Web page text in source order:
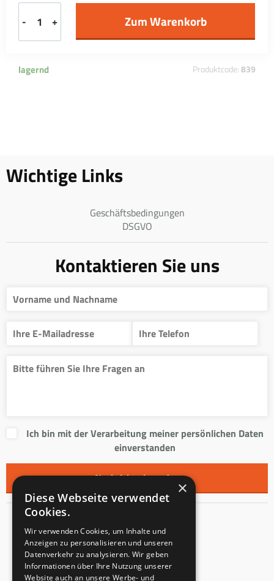
- +
lagernd Produktcode: 839
Wichtige Links
Geschäftsbedingungen
DSGVO
Kontaktieren Sie uns
Ich bin mit der Verarbeitung meiner persönlichen Daten
einverstanden
Kontakt
Innentreppen s.r.o.
Mladoňovice 65
×
Diese Webseite verwendet
Cookies.
Wir verwenden Cookies, um Inhalte und
Anzeigen zu personalisieren und unseren
Datenverkehr zu analysieren. Wir geben
Informationen über Ihre Nutzung unserer
Website auch an unsere Werbe- und